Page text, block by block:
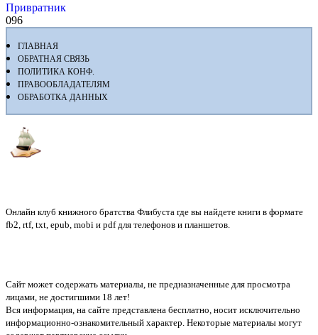
Привратник
096
ГЛАВНАЯ
ОБРАТНАЯ СВЯЗЬ
ПОЛИТИКА КОНФ.
ПРАВООБЛАДАТЕЛЯМ
ОБРАБОТКА ДАННЫХ
Онлайн клуб книжного братства Флибуста где вы найдете книги в формате
fb2, rtf, txt, epub, mobi и pdf для телефонов и планшетов.
Сайт может содержать материалы, не предназначенные для просмотра
лицами, не достигшими 18 лет!
Вся информация, на сайте представлена бесплатно, носит исключительно
информационно-ознакомительный характер. Некоторые материалы могут